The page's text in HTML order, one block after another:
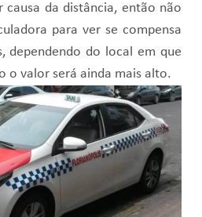
da distância, então não
para ver se compensa
dependendo do local em que
o valor será ainda mais alto.